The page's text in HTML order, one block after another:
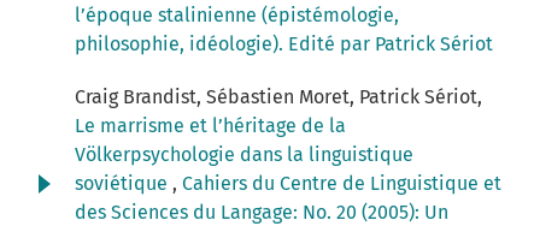
l’époque stalinienne (épistémologie,
philosophie, idéologie). Edité par Patrick Sériot
Craig Brandist, Sébastien Moret, Patrick Sériot,
Le marrisme et l’héritage de la
Völkerpsychologie dans la linguistique
soviétique , Cahiers du Centre de Linguistique et
des Sciences du Langage: No. 20 (2005): Un